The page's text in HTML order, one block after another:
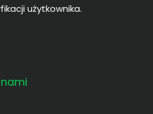
użytkownika.